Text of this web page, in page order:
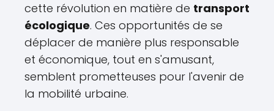
cette révolution en matière de transport
écologique. Ces opportunités de se
déplacer de manière plus responsable
et économique, tout en s'amusant,
semblent prometteuses pour l'avenir de
la mobilité urbaine.